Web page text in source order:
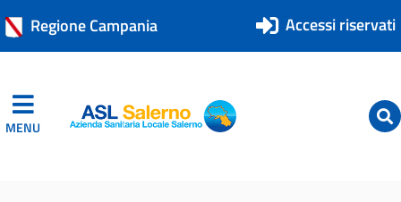
Regione Campania Accessi riservati
MENU ASL Salerno
ASL Salerno